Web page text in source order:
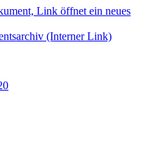
Link öffnet ein neues
(Interner Link)